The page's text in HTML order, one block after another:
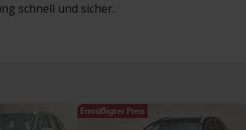
schnell und sicher.
Ermäßigter Preis